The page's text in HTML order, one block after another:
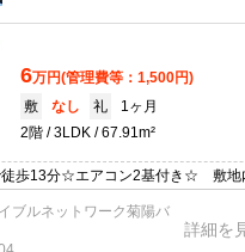
6万円(管理費等：1,500円)
敷
なし 礼
1ヶ月
2階
3LDK 67.91m²
徒歩13分☆エアコン2基付き☆ 敷地
呂は追い炊き機能付き☆ 浴室乾
ブルネットワーク菊陽バ
詳細を